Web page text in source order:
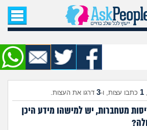
עמוד הבית
שאל שאלה
שאלות חדשות
שאלות שעוררו עניין
1 כתבו עצות, ו-3 דרגו את העצות.
מטחברות, יש למישהו מידע היכן